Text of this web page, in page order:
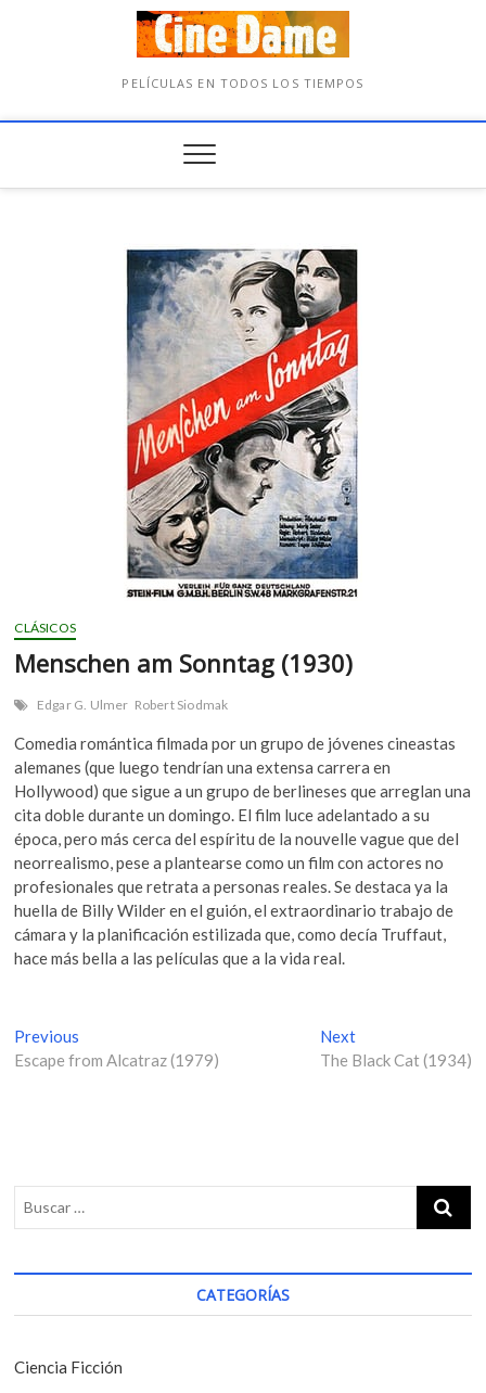
PELÍCULAS EN TODOS LOS TIEMPOS
CLÁSICOS
Menschen am Sonntag (1930)
Edgar G. Ulmer Robert Siodmak
Comedia romántica filmada por un grupo de jóvenes cineastas
alemanes (que luego tendrían una extensa carrera en
Hollywood) que sigue a un grupo de berlineses que arreglan una
cita doble durante un domingo. El film luce adelantado a su
época, pero más cerca del espíritu de la nouvelle vague que del
neorrealismo, pese a plantearse como un film con actores no
profesionales que retrata a personas reales. Se destaca ya la
huella de Billy Wilder en el guión, el extraordinario trabajo de
cámara y la planificación estilizada que, como decía Truffaut,
hace más bella a las películas que a la vida real.
N
a
g
a
i
ó
n
Previous
r
p
s
:
Escape from Alcatraz (1979)
NextN
e
:
The Black Cat (1934)
CATEGORÍAS
Ciencia Ficción